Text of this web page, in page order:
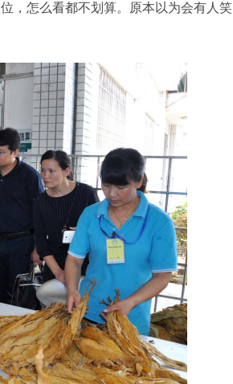
，怎么看都不划算。原本以为会有人笑